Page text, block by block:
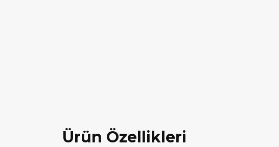
Ürün Özellikleri